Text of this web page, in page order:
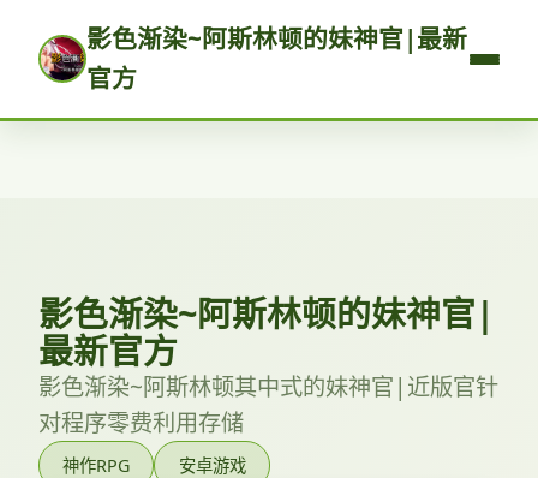
影色渐染~阿斯林顿的妹神官|最新
官方
影色渐染~阿斯林顿的妹神官|
最新官方
影色渐染~阿斯林顿其中式的妹神官|近版官针
对程序零费利用存储
神作RPG 安卓游戏